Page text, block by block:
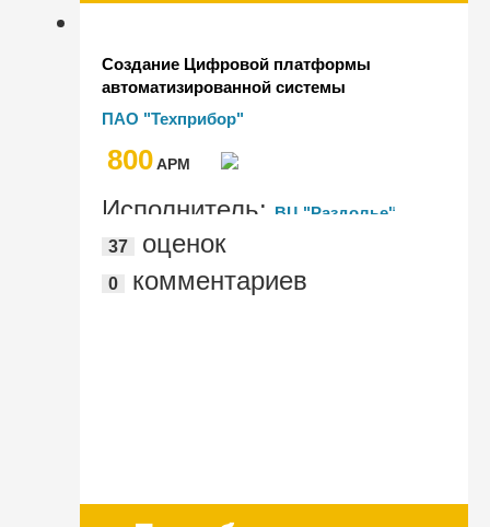
Создание Цифровой платформы
автоматизированной системы
управления предприятием на базе
отечественного программного
обеспечения для ПАО "Техприбор"
ПАО "Техприбор"
800AРМ
Исполнитель: ВЦ "Раздолье"
37
оценок
0 комментариев